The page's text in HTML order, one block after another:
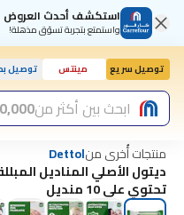
استكشف أحدث العروض
واستمتع بتجربة تسوّق مذهلة!
توصيل سريع مينتس توصيل
ابحث بين أكثر من
منتجات أُخرى منDettol
ديتول الأصلي المناديل
تحتوي على 10 منديل